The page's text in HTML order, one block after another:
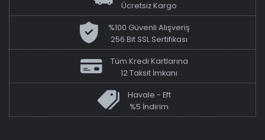
Ücretsiz Kargo
%100 Güvenli Alışveriş
256 Bit SSL Sertifikası
Tüm Kredi Kartlarına
12 Taksit İmkanı
Havale - Eft
%5 İndirim